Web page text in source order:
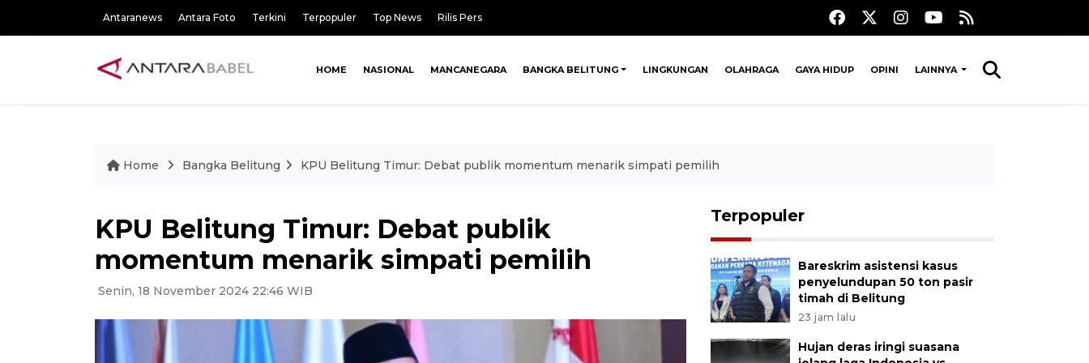
Antaranews Antara Foto Terkini Terpopuler Top News Rilis Pers
HOME NASIONAL MANCANEGARA BANGKA BELITUNG LINGKUNGAN OLAHRAGA GAYA HIDUP OPINI LAINNYA
Home Bangka Belitung KPU Belitung Timur: Debat publik momentum menarik simpati pemilih
KPU Belitung Timur: Debat publik
momentum menarik simpati pemilih
Senin, 18 November 2024 22:46 WIB
Terpopuler
Bareskrim asistensi kasus
penyelundupan 50 ton pasir
timah di Belitung
23 jam lalu
Hujan deras iringi suasana